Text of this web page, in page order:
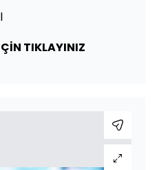
TIKLAYINIZ